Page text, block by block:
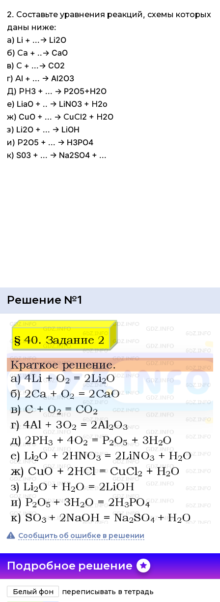
2. Составьте уравнения реакций, схемы которых
даны ниже:
а) Li + ...-> Li2O
б) Са + ..-> CaO
в) С + ...-> CO2
г) Аl + ... -> Al2O3
Д) РН3 + ... -> P2O5+H2O
е) LiaO + .. -> LiNO3 + Н2o
ж) CuO + ... -> СuСl2 + Н2O
з) Li2O + ... -> LiOH
и) Р2O5 + ... -> H3PO4
к) S03 + ... -> Na2SO4 + ...
Решение №1
Сообщить об ошибке в решении
Подробное решение
Белый фон переписывать в тетрадь